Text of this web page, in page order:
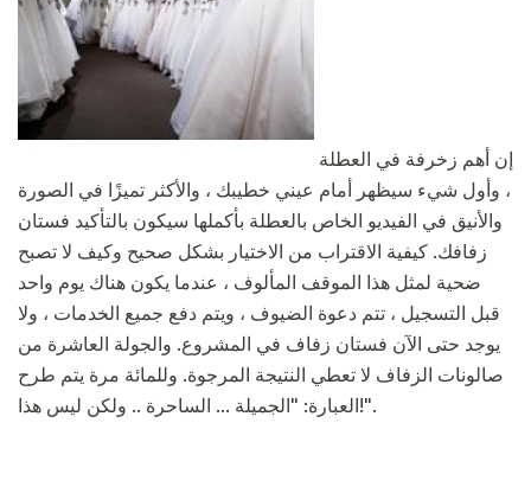
، وأول شيء سيظهر أمام عيني خطيبك ، والأكثر تميزًا في الصورة
والأنيق في الفيديو الخاص بالعطلة بأكملها سيكون بالتأكيد فستان
زفافك. كيفية الاقتراب من الاختيار بشكل صحيح وكيف لا تصبح
ضحية لمثل هذا الموقف المألوف ، عندما يكون هناك يوم واحد
قبل التسجيل ، تتم دعوة الضيوف ، ويتم دفع جميع الخدمات ، ولا
يوجد حتى الآن فستان زفاف في المشروع. والجولة العاشرة من
صالونات الزفاف لا تعطي النتيجة المرجوة. وللمائة مرة يتم طرح
العبارة: "الجميلة ... الساحرة .. ولكن ليس هذا!".